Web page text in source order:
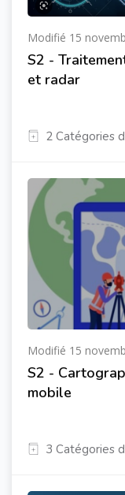
Modifié 15
S2 -
et radar
2 Catégories
Modifié 15
S2 -
mobile
3 Catégories